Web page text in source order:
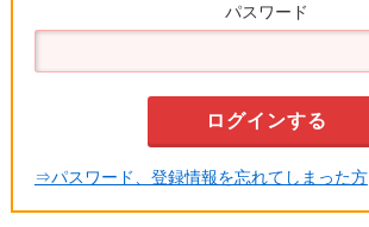
パスワード
⇒パスワード、登録情報を忘れてしまった方